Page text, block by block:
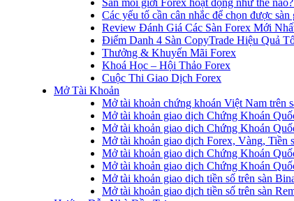
Sàn môi giới Forex hoạt động như thế
Các yếu tố cần cân nhắc để chọn được
Review Đánh Giá Các Sàn Forex Mới
Điểm Danh 4 Sàn CopyTrade Hiệu Quả
Thưởng & Khuyến Mãi Forex
Khoá Học – Hội Thảo Forex
Cuộc Thi Giao Dịch Forex
Mở Tài Khoản
Mở tài khoản chứng khoán Việt Nam trên
Mở tài khoản giao dịch Chứng Khoán
Mở tài khoản giao dịch Chứng Khoán
Mở tài khoản giao dịch Forex, Vàng, Tiền
Mở tài khoản giao dịch Chứng Khoán
Mở tài khoản giao dịch Chứng Khoán
Mở tài khoản giao dịch tiền số trên sàn
Mở tài khoản giao dịch tiền số trên sàn